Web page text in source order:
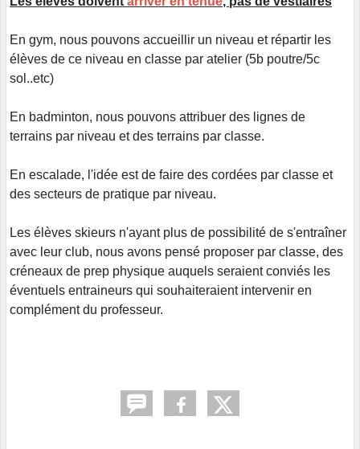
En gym, nous pouvons accueillir un niveau et répartir les
élèves de ce niveau en classe par atelier (5b poutre/5c
sol..etc)
En badminton, nous pouvons attribuer des lignes de
terrains par niveau et des terrains par classe.
En escalade, l'idée est de faire des cordées par classe et
des secteurs de pratique par niveau.
Les élèves skieurs n'ayant plus de possibilité de s'entraîner
avec leur club, nous avons pensé proposer par classe, des
créneaux de prep physique auquels seraient conviés les
éventuels entraineurs qui souhaiteraient intervenir en
complément du professeur.